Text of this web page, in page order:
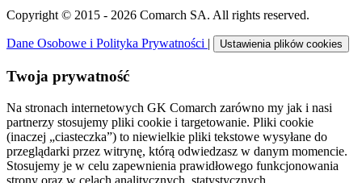
Copyright © 2015 - 2026 Comarch SA. All rights reserved.
Dane Osobowe i Polityka Prywatności | Ustawienia plików cookies
Twoja prywatność
Na stronach internetowych GK Comarch zarówno my jak i nasi
partnerzy stosujemy pliki cookie i targetowanie. Pliki cookie
(inaczej „ciasteczka”) to niewielkie pliki tekstowe wysyłane do
przeglądarki przez witrynę, którą odwiedzasz w danym momencie.
Stosujemy je w celu zapewnienia prawidłowego funkcjonowania
strony oraz w celach analitycznych, statystycznych,